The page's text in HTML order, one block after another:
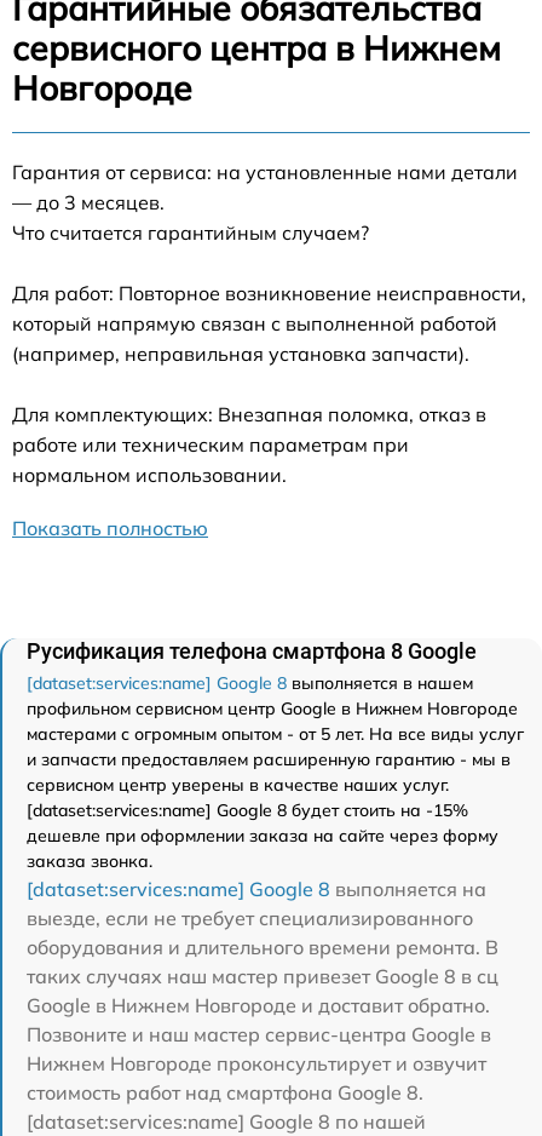
сервисного центра в Нижнем
Новгороде
Гарантия от сервиса: на установленные нами детали
— до 3 месяцев.
Что считается гарантийным случаем?
Для работ: Повторное возникновение неисправности,
который напрямую связан с выполненной работой
(например, неправильная установка запчасти).
Для комплектующих: Внезапная поломка, отказ в
работе или техническим параметрам при
нормальном использовании.
Показать полностью
Русификация телефона смартфона 8 Google
[dataset:services:name] Google 8 выполняется в нашем
профильном сервисном центр Google в Нижнем Новгороде
мастерами с огромным опытом - от 5 лет. На все виды услуг
и запчасти предоставляем расширенную гарантию - мы в
сервисном центр уверены в качестве наших услуг.
[dataset:services:name] Google 8 будет стоить на -15%
дешевле при оформлении заказа на сайте через форму
заказа звонка.
[dataset:services:name] Google 8 выполняется на
выезде, если не требует специализированного
оборудования и длительного времени ремонта. В
таких случаях наш мастер привезет Google 8 в сц
Google в Нижнем Новгороде и доставит обратно.
Позвоните и наш мастер сервис-центра Google в
Нижнем Новгороде проконсультирует и озвучит
стоимость работ над смартфона Google 8.
[dataset:services:name] Google 8 по нашей